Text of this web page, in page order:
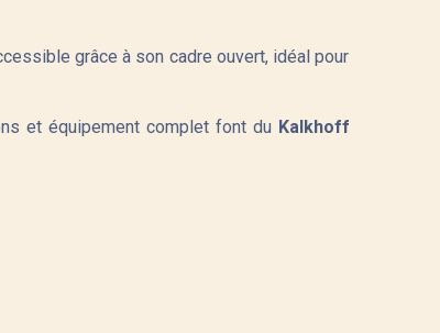
grâce à son cadre ouvert, idéal pour
et équipement complet font du Kalkhoff